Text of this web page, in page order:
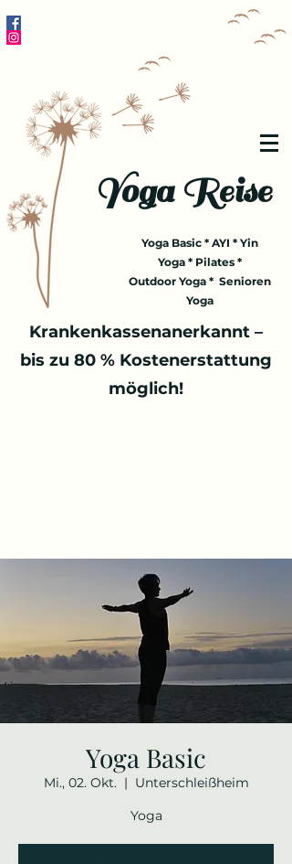
Yoga Reise
Yoga Basic * AYI * Yin
Yoga * Pilates *
Outdoor Yoga * Senioren
Yoga
Krankenkassenanerkannt –
bis zu 80 % Kostenerstattung
möglich!
Yoga Basic
Mi., 02. Okt.
  |
Unterschleißheim
Yoga